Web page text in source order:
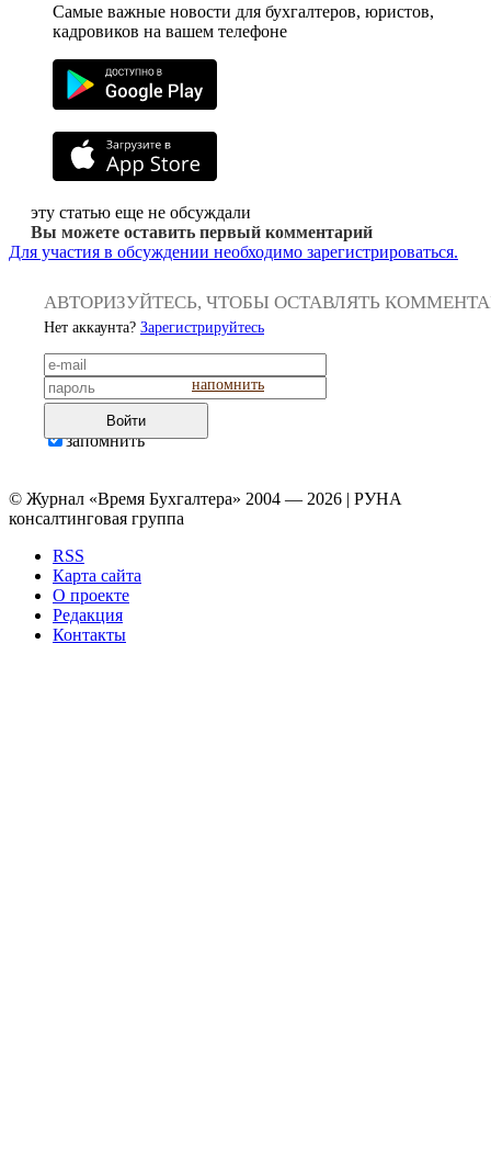
Самые важные новости для бухгалтеров, юристов,
кадровиков на вашем телефоне
эту статью еще не обсуждали
Вы можете оставить первый комментарий
Для участия в обсуждении необходимо зарегистрироваться.
АВТОРИЗУЙТЕСЬ, ЧТОБЫ ОСТАВЛЯТЬ
Нет аккаунта? Зарегистрируйтесь
напомнить
Войти
запомнить
© Журнал «Время Бухгалтера» 2004 — 2026 | РУНА
консалтинговая группа
RSS
Карта сайта
О проекте
Редакция
Контакты